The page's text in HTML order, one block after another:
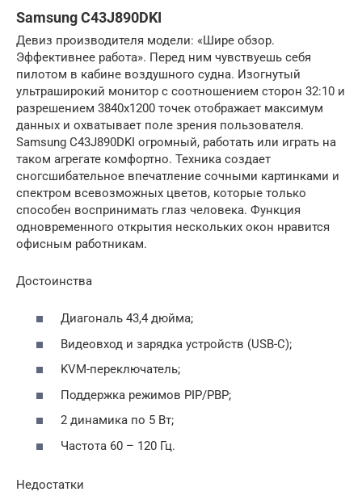
Samsung C43J890DKI
Девиз производителя модели: «Шире обзор.
Эффективнее работа». Перед ним чувствуешь себя
пилотом в кабине воздушного судна. Изогнутый
ультраширокий монитор с соотношением сторон 32:10 и
разрешением 3840х1200 точек отображает максимум
данных и охватывает поле зрения пользователя.
Samsung C43J890DKI огромный, работать или играть на
таком агрегате комфортно. Техника создает
сногсшибательное впечатление сочными картинками и
спектром всевозможных цветов, которые только
способен воспринимать глаз человека. Функция
одновременного открытия нескольких окон нравится
офисным работникам.
Достоинства
Диагональ 43,4 дюйма;
Видеовход и зарядка устройств (USB-C);
KVM-переключатель;
Поддержка режимов PIP/PBP;
2 динамика по 5 Вт;
Частота 60 – 120 Гц.
Недостатки